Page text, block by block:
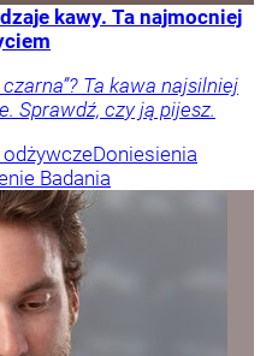
kawy. Ta najmocniej
czarna”? Ta kawa najsilniej
Sprawdź, czy ją pijesz.
odżywczeDoniesienia
Badania